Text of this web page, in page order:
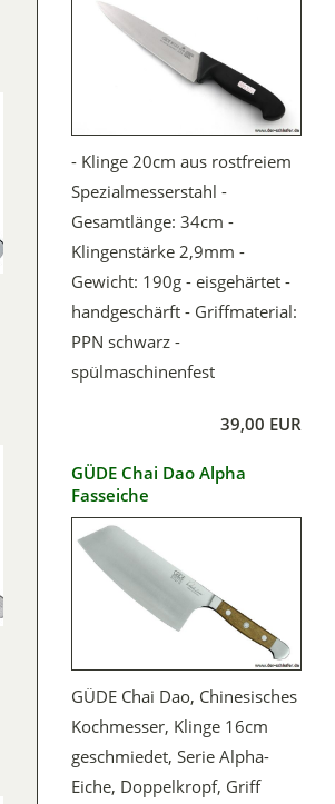
- Klinge 20cm aus rostfreiem
Spezialmesserstahl -
Gesamtlänge: 34cm -
Klingenstärke 2,9mm -
Gewicht: 190g - eisgehärtet -
handgeschärft - Griffmaterial:
PPN schwarz -
spülmaschinenfest
39,00 EUR
GÜDE Chai Dao Alpha
Fasseiche
GÜDE Chai Dao, Chinesisches
Kochmesser, Klinge 16cm
geschmiedet, Serie Alpha-
Eiche, Doppelkropf, Griff